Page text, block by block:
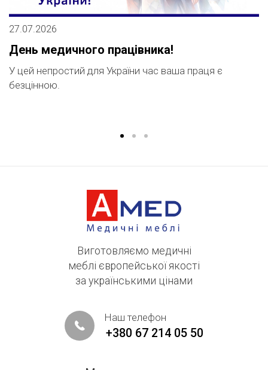
27.07.2026
День медичного працівника!
У цей непростий для України час ваша праця є
безцінною.
Виготовляємо медичні
меблі європейської якості
за українськими цінами
Наш телефон
+380 67 214 05 50